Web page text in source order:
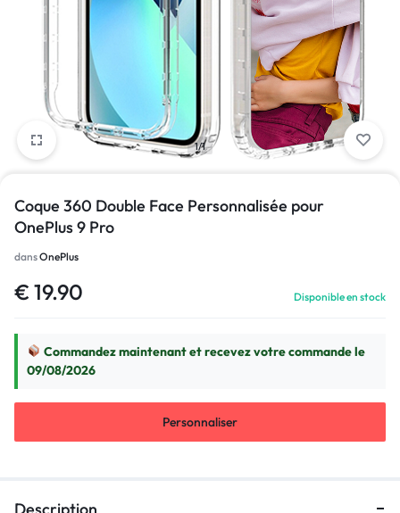
1/1
Coque 360 Double Face Personnalisée pour
OnePlus 9 Pro
dansOnePlus
€ 19.90 Disponible en stock
Commandez maintenant et recevez votre commande le
09/08/2026
Personnaliser